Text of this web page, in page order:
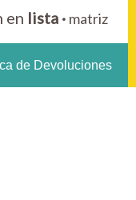
en lista · matriz
de Devoluciones